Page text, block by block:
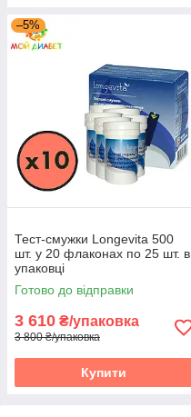
–5%
Тест-смужки Longevita 500
шт. у 20 флаконах по 25 шт. в
упаковці
Готово до відправки
3 610 ₴/упаковка
3 800 ₴/упаковка
Купити